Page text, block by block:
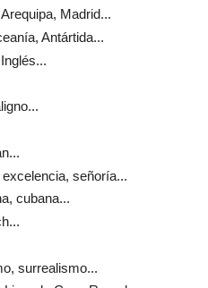
Madrid...
Antártida...
señoría...
cubana...
surrealismo...